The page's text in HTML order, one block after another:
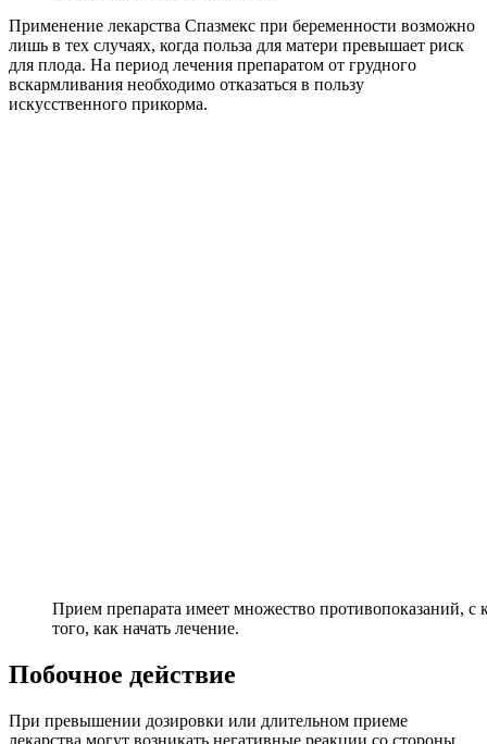
Применение лекарства Спазмекс при беременности возможно
лишь в тех случаях, когда польза для матери превышает риск
для плода. На период лечения препаратом от грудного
вскармливания необходимо отказаться в пользу
искусственного прикорма.
Прием препарата имеет множество противопоказаний, с
того, как начать лечение.
Побочное действие
При превышении дозировки или длительном приеме
лекарства могут возникать негативные реакции со стороны